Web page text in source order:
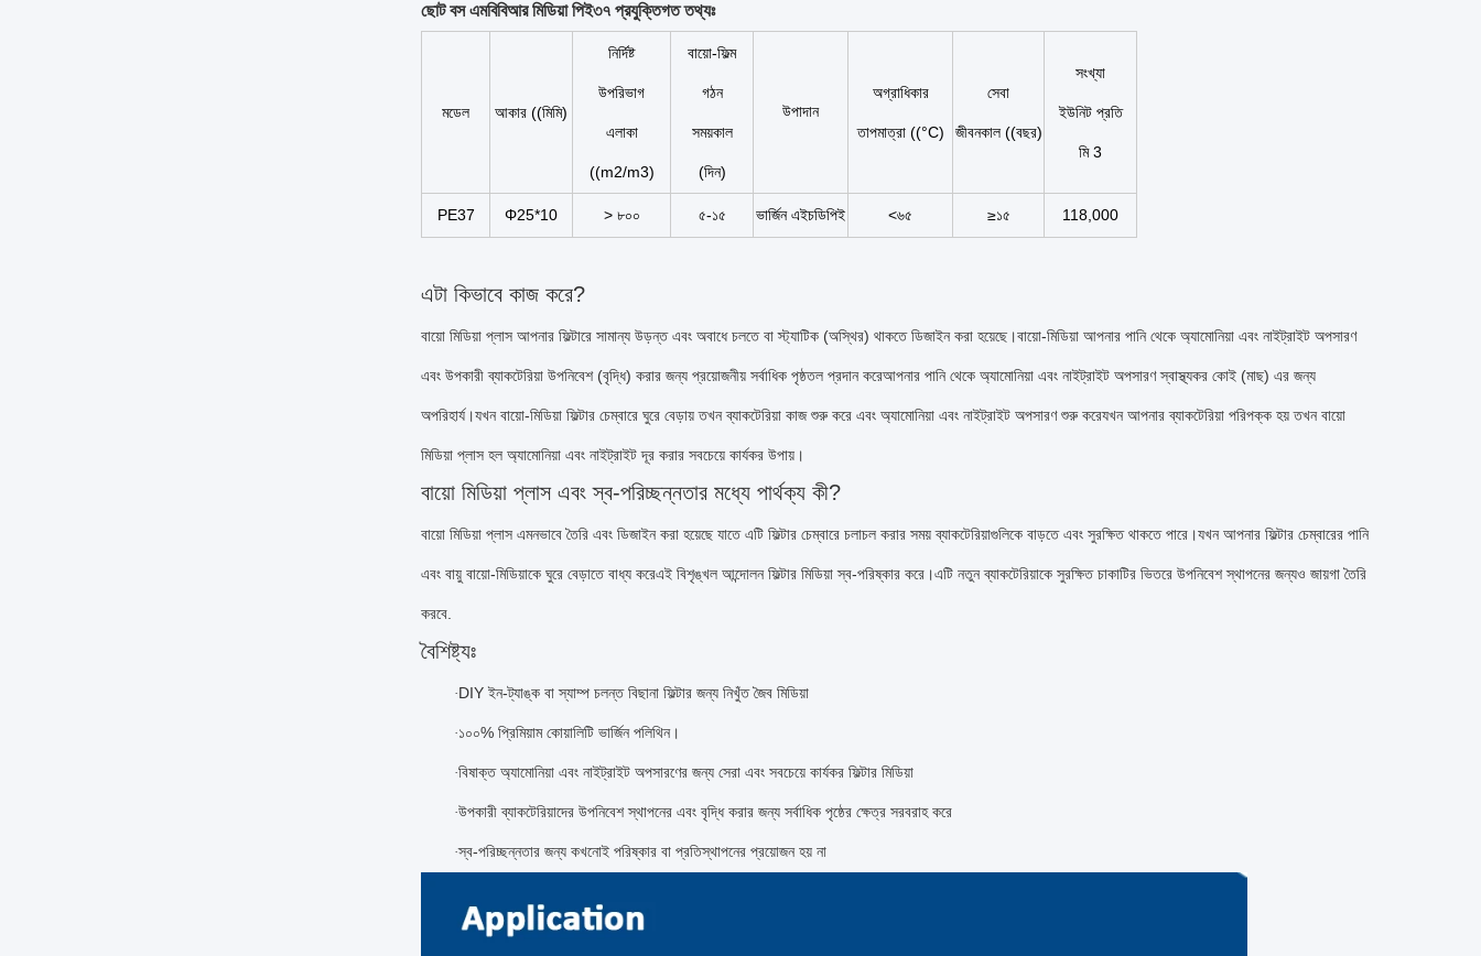
ছোট বস এমবিবিআর মিডিয়া পিই৩৭ প্রযুক্তিগত তথ্যঃ
মডেল আকার ((মিমি)
নির্দিষ্ট
উপরিভাগ
এলাকা
((m2/m3)
বায়ো-ফিল্ম
গঠন
সময়কাল
(দিন)
উপাদান
অগ্রাধিকার
তাপমাত্রা ((°C)
সেবা
জীবনকাল ((বছর)
সংখ্যা
ইউনিট প্রতি
মি 3
PE37 Φ25*10 > ৮০০ ৫-১৫ ভার্জিন এইচডিপিই <৬৫ ≥১৫ 118,000
এটা কিভাবে কাজ করে?
বায়ো মিডিয়া প্লাস আপনার ফিল্টারে সামান্য উড়ন্ত এবং অবাধে চলতে বা স্ট্যাটিক (অস্থির) থাকতে ডিজাইন করা হয়েছে।বায়ো-মিডিয়া আপনার পানি থেকে অ্যামোনিয়া এবং নাইট্রাইট অপসারণ
এবং উপকারী ব্যাকটেরিয়া উপনিবেশ (বৃদ্ধি) করার জন্য প্রয়োজনীয় সর্বাধিক পৃষ্ঠতল প্রদান করেআপনার পানি থেকে অ্যামোনিয়া এবং নাইট্রাইট অপসারণ স্বাস্থ্যকর কোই (মাছ) এর জন্য
অপরিহার্য।যখন বায়ো-মিডিয়া ফিল্টার চেম্বারে ঘুরে বেড়ায় তখন ব্যাকটেরিয়া কাজ শুরু করে এবং অ্যামোনিয়া এবং নাইট্রাইট অপসারণ শুরু করেযখন আপনার ব্যাকটেরিয়া পরিপক্ক হয় তখন বায়ো
মিডিয়া প্লাস হল অ্যামোনিয়া এবং নাইট্রাইট দূর করার সবচেয়ে কার্যকর উপায়।
বায়ো মিডিয়া প্লাস এবং স্ব-পরিচ্ছন্নতার মধ্যে পার্থক্য কী?
বায়ো মিডিয়া প্লাস এমনভাবে তৈরি এবং ডিজাইন করা হয়েছে যাতে এটি ফিল্টার চেম্বারে চলাচল করার সময় ব্যাকটেরিয়াগুলিকে বাড়তে এবং সুরক্ষিত থাকতে পারে।যখন আপনার ফিল্টার চেম্বারের পানি
এবং বায়ু বায়ো-মিডিয়াকে ঘুরে বেড়াতে বাধ্য করেএই বিশৃঙ্খল আন্দোলন ফিল্টার মিডিয়া স্ব-পরিষ্কার করে।এটি নতুন ব্যাকটেরিয়াকে সুরক্ষিত চাকাটির ভিতরে উপনিবেশ স্থাপনের জন্যও জায়গা তৈরি
করবে.
বৈশিষ্ট্যঃ
·DIY ইন-ট্যাঙ্ক বা স্যাম্প চলন্ত বিছানা ফিল্টার জন্য নিখুঁত জৈব মিডিয়া
·১০০% প্রিমিয়াম কোয়ালিটি ভার্জিন পলিথিন।
·বিষাক্ত অ্যামোনিয়া এবং নাইট্রাইট অপসারণের জন্য সেরা এবং সবচেয়ে কার্যকর ফিল্টার মিডিয়া
·উপকারী ব্যাকটেরিয়াদের উপনিবেশ স্থাপনের এবং বৃদ্ধি করার জন্য সর্বাধিক পৃষ্ঠের ক্ষেত্র সরবরাহ করে
·স্ব-পরিচ্ছন্নতার জন্য কখনোই পরিষ্কার বা প্রতিস্থাপনের প্রয়োজন হয় না